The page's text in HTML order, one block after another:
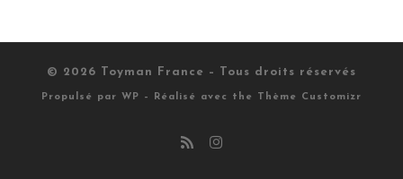
© 2026 Toyman France – Tous droits réservés
Propulsé par WP – Réalisé avec the Thème Customizr